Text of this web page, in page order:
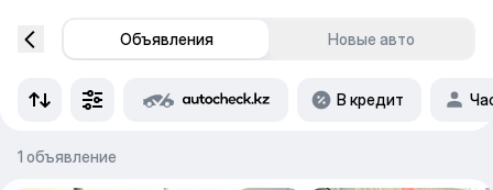
Объявления Новые авто
В кредит
1 объявление